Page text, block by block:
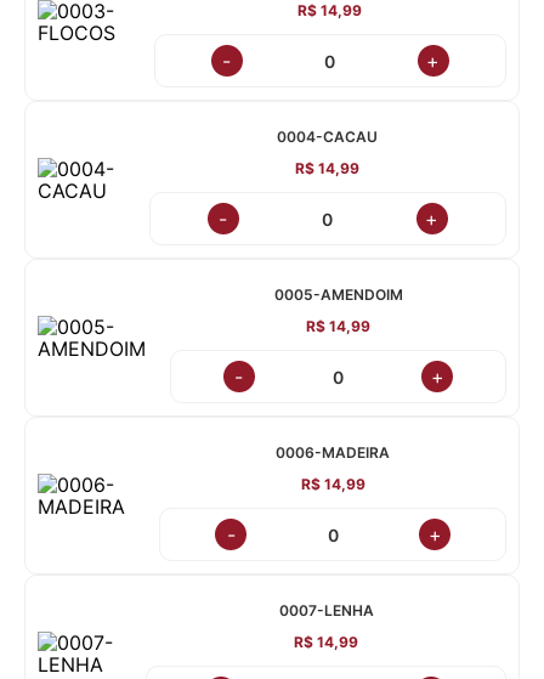
R$ 14,99
- +
0004-CACAU
R$ 14,99
- +
0005-AMENDOIM
R$ 14,99
- +
0006-MADEIRA
R$ 14,99
- +
0007-LENHA
R$ 14,99